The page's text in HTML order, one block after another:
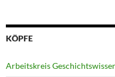
KÖPFE
Arbeitskreis